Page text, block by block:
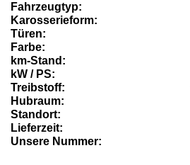
Fahrzeugtyp:
Karosserieform:
Türen:
Farbe:
km-Stand:
kW / PS:
Treibstoff:
Hubraum:
Standort:
Lieferzeit:
Unsere Nummer: